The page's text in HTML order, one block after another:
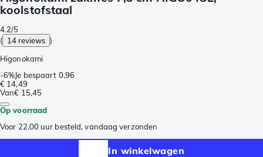
koolstofstaal
4.2/5
( 14 reviews )
Higonokami
-6%Je bespaart 0,96
€ 14,49
Van€ 15,45
Op voorraad
Voor 22.00 uur besteld, vandaag verzonden
In winkelwagen